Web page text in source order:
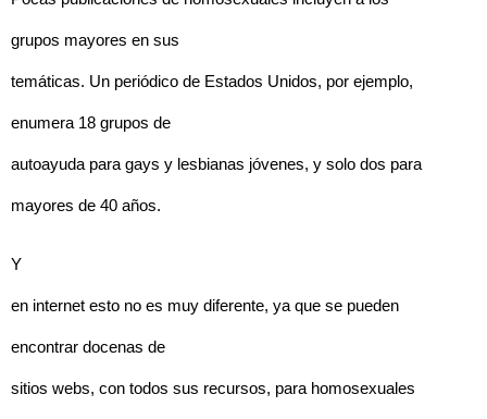
grupos mayores en sus
temáticas. Un periódico de Estados Unidos, por ejemplo,
enumera 18 grupos de
autoayuda para gays y lesbianas jóvenes, y solo dos para
mayores de 40 años.
Y
en internet esto no es muy diferente, ya que se pueden
encontrar docenas de
sitios webs, con todos sus recursos, para homosexuales